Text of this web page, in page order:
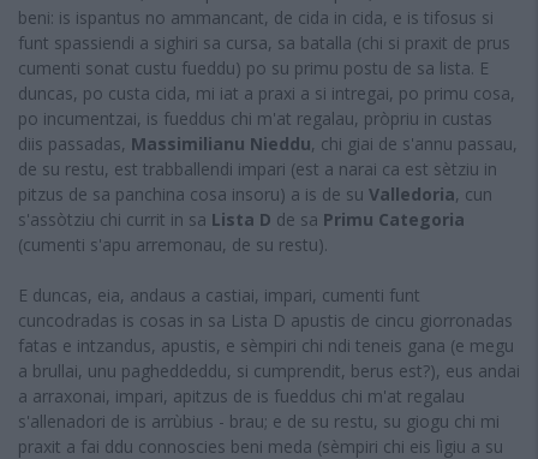
beni: is ispantus no ammancant, de cida in cida, e is tifosus si
funt spassiendi a sighiri sa cursa, sa batalla (chi si praxit de prus
cumenti sonat custu fueddu) po su primu postu de sa lista. E
duncas, po custa cida, mi iat a praxi a si intregai, po primu cosa,
po incumentzai, is fueddus chi m'at regalau, pròpriu in custas
diis passadas, Massimilianu Nieddu, chi giai de s'annu passau,
de su restu, est trabballendi impari (est a narai ca est sètziu in
pitzus de sa panchina cosa insoru) a is de su Valledoria, cun
s'assòtziu chi currit in sa Lista D de sa Primu Categoria
(cumenti s'apu arremonau, de su restu).
E duncas, eia, andaus a castiai, impari, cumenti funt
cuncodradas is cosas in sa Lista D apustis de cincu giorronadas
fatas e intzandus, apustis, e sèmpiri chi ndi teneis gana (e megu
a brullai, unu pagheddeddu, si cumprendit, berus est?), eus andai
a arraxonai, impari, apitzus de is fueddus chi m'at regalau
s'allenadori de is arrùbius - brau; e de su restu, su giogu chi mi
praxit a fai ddu connoscies beni meda (sèmpiri chi eis lìgiu a su